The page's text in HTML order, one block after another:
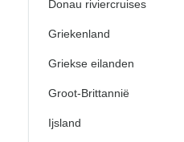
Donau riviercruises
Griekenland
Griekse eilanden
Groot-Brittannië
Ijsland